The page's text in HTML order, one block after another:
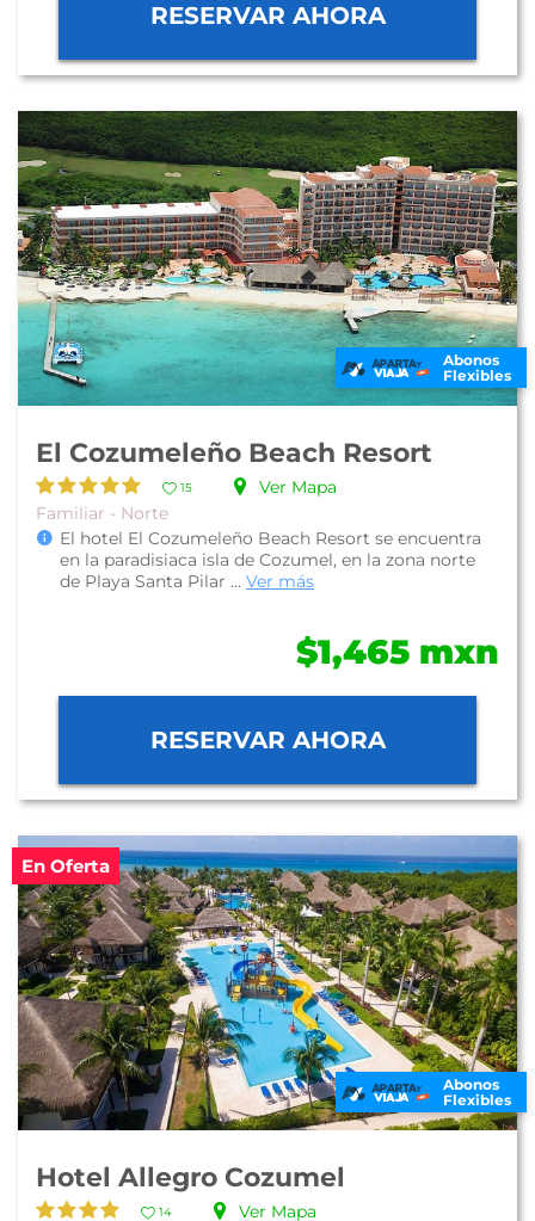
RESERVAR AHORA
Abonos
Flexibles
El Cozumeleño Beach Resort
15
Ver Mapa
Familiar - Norte
El hotel El Cozumeleño Beach Resort se encuentra
en la paradisiaca isla de Cozumel, en la zona norte
de Playa Santa Pilar ... Ver más
$1,465 mxn
RESERVAR AHORA
En Oferta
Abonos
Flexibles
Hotel Allegro Cozumel
14 Ver Mapa